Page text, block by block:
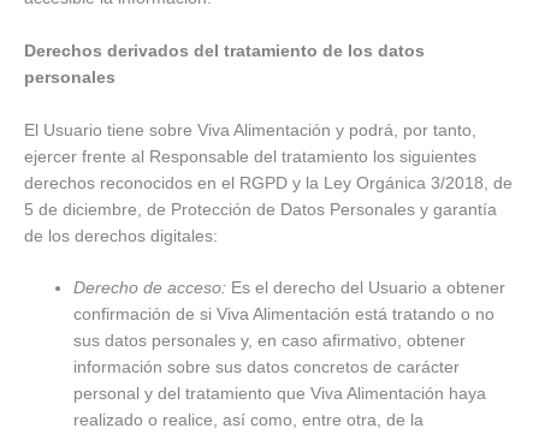
Derechos derivados del tratamiento de los datos
personales
El Usuario tiene sobre Viva Alimentación y podrá, por tanto,
ejercer frente al Responsable del tratamiento los siguientes
derechos reconocidos en el RGPD y la Ley Orgánica 3/2018, de
5 de diciembre, de Protección de Datos Personales y garantía
de los derechos digitales:
Derecho de acceso: Es el derecho del Usuario a obtener
confirmación de si Viva Alimentación está tratando o no
sus datos personales y, en caso afirmativo, obtener
información sobre sus datos concretos de carácter
personal y del tratamiento que Viva Alimentación haya
realizado o realice, así como, entre otra, de la